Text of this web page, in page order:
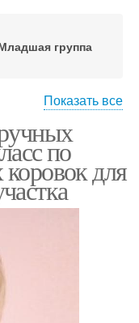
группа
Показать все
по
для